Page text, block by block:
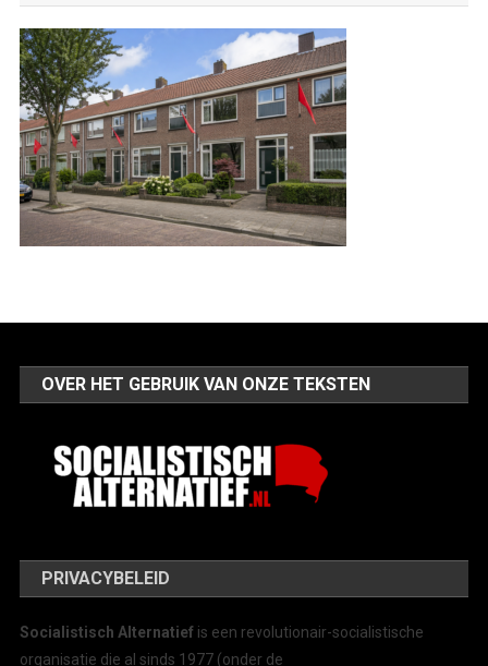
OVER HET GEBRUIK VAN ONZE TEKSTEN
PRIVACYBELEID
Socialistisch Alternatief is een revolutionair-socialistische
organisatie die al sinds 1977 (onder de